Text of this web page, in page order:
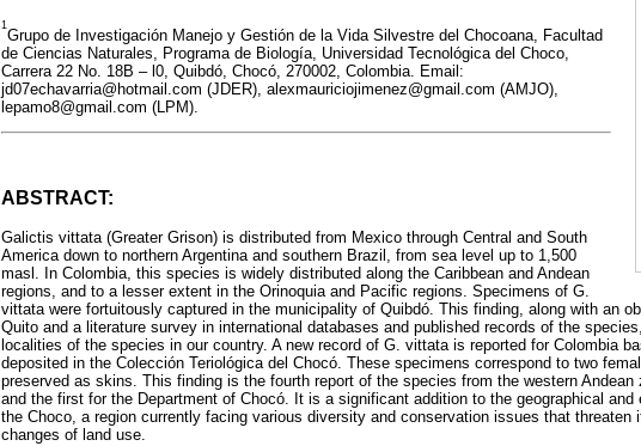
1
Grupo de Investigación Manejo y Gestión de la Vida Silvestre del Chocoana, Facultad
de Ciencias Naturales, Programa de Biología, Universidad Tecnológica del Choco,
Carrera 22 No. 18B – l0, Quibdó, Chocó, 270002, Colombia. Email:
jd07echavarria@hotmail.com (JDER), alexmauriciojimenez@gmail.com (AMJO),
lepamo8@gmail.com (LPM).
ABSTRACT:
Galictis vittata (Greater Grison) is distributed from Mexico through Central and South
America down to northern Argentina and southern Brazil, from sea level up to 1,500
masl. In Colombia, this species is widely distributed along the Caribbean and Andean
regions, and to a lesser extent in the Orinoquia and Pacific regions. Specimens of G.
vittata were fortuitously captured in the municipality of Quibdó. This finding, along with an
Quito and a literature survey in international databases and published records of the
localities of the species in our country. A new record of G. vittata is reported for Colombia
deposited in the Colección Teriológica del Chocó. These specimens correspond to two
preserved as skins. This finding is the fourth report of the species from the western
and the first for the Department of Chocó. It is a significant addition to the geographical
the Choco, a region currently facing various diversity and conservation issues that
changes of land use.